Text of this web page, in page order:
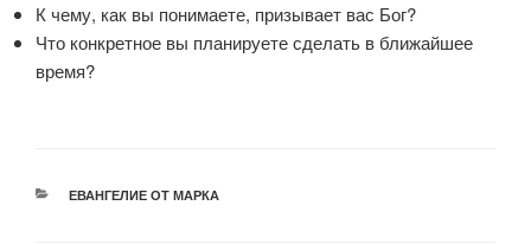
К чему, как вы понимаете, призывает вас Бог?
Что конкретное вы планируете сделать в ближайшее
время?
РУБРИКИ
ЕВАНГЕЛИЕ ОТ МАРКА